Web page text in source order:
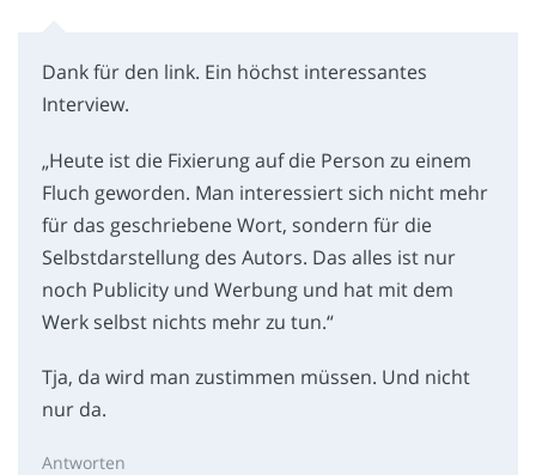
Dank für den link. Ein höchst interessantes
Interview.
„Heute ist die Fixierung auf die Person zu einem
Fluch geworden. Man interessiert sich nicht mehr
für das geschriebene Wort, sondern für die
Selbstdarstellung des Autors. Das alles ist nur
noch Publicity und Werbung und hat mit dem
Werk selbst nichts mehr zu tun.“
Tja, da wird man zustimmen müssen. Und nicht
nur da.
Antworten